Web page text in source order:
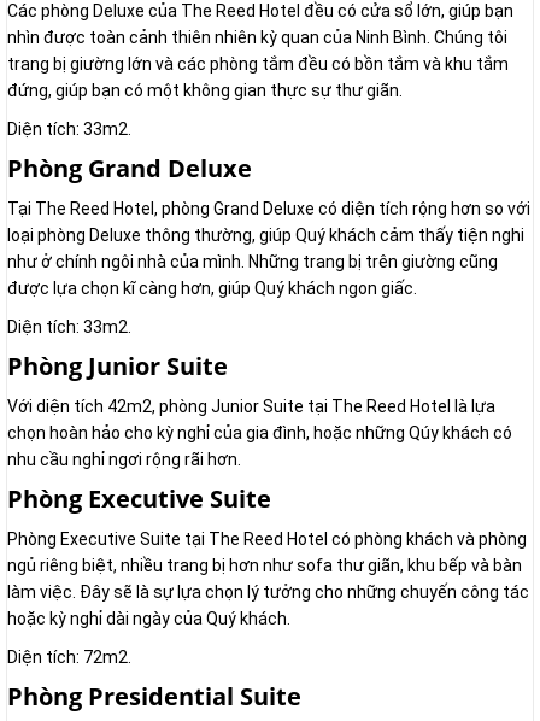
Các phòng Deluxe của The Reed Hotel đều có cửa sổ lớn, giúp bạn
nhìn được toàn cảnh thiên nhiên kỳ quan của Ninh Bình. Chúng tôi
trang bị giường lớn và các phòng tắm đều có bồn tắm và khu tắm
đứng, giúp bạn có một không gian thực sự thư giãn.
Diện tích: 33m2.
Phòng Grand Deluxe
Tại The Reed Hotel, phòng Grand Deluxe có diện tích rộng hơn so với
loại phòng Deluxe thông thường, giúp Quý khách cảm thấy tiện nghi
như ở chính ngôi nhà của mình. Những trang bị trên giường cũng
được lựa chọn kĩ càng hơn, giúp Quý khách ngon giấc.
Diện tích: 33m2.
Phòng Junior Suite
Với diện tích 42m2, phòng Junior Suite tại The Reed Hotel là lựa
chọn hoàn hảo cho kỳ nghỉ của gia đình, hoặc những Qúy khách có
nhu cầu nghỉ ngơi rộng rãi hơn.
Phòng Executive Suite
Phòng Executive Suite tại The Reed Hotel có phòng khách và phòng
ngủ riêng biệt, nhiều trang bị hơn như sofa thư giãn, khu bếp và bàn
làm việc. Đây sẽ là sự lựa chọn lý tưởng cho những chuyến công tác
hoặc kỳ nghỉ dài ngày của Quý khách.
Diện tích: 72m2.
Phòng Presidential Suite